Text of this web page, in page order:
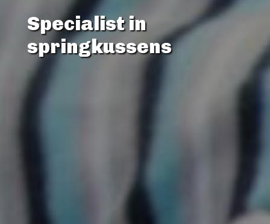
Specialist in
springkussens